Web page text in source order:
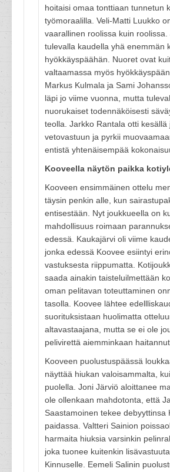
hoitaisi omaa tonttiaan tunnetun
työmoraalilla. Veli-Matti Luukko
vaarallinen roolissa kuin
tulevalla kaudella yhä enemmän
hyökkäyspäähän. Nuoret ovat
valtaamassa myös
Markus Kulmala ja Sami
läpi jo viime vuonna, mutta
nuorukaiset todennäköisesti
teolla. Jarkko Rantala otti kesällä
vetovastuun ja pyrkii
entistä yhtenäisempää
Kooveella näytön paikka
Kooveen ensimmäinen ottelu
täysin penkin alle, kun
entisestään. Nyt joukkueella on
mahdollisuus roimaan
edessä. Kaukajärvi oli viime
jonka edessä Koovee esiintyi
vastuksesta riippumatta.
saada ainakin taisteluilmettään
oman pelitavan toteuttaminen
tasolla. Koovee lähtee
suorituksistaan huolimatta
altavastaajana, mutta se ei ole
pelivirettä aiemminkaan haitannut.
Kooveen puolustuspäässä
näyttää hiukan valoisammalta,
puolella. Joni Järviö aloittanee
ole ollenkaan mahdotonta, että
Saastamoinen tekee debyyttinsa
paidassa. Valtteri Sainion
harmaita hiuksia varsinkin
joka tuonee kuitenkin
Kinnuselle. Eemeli Salinin